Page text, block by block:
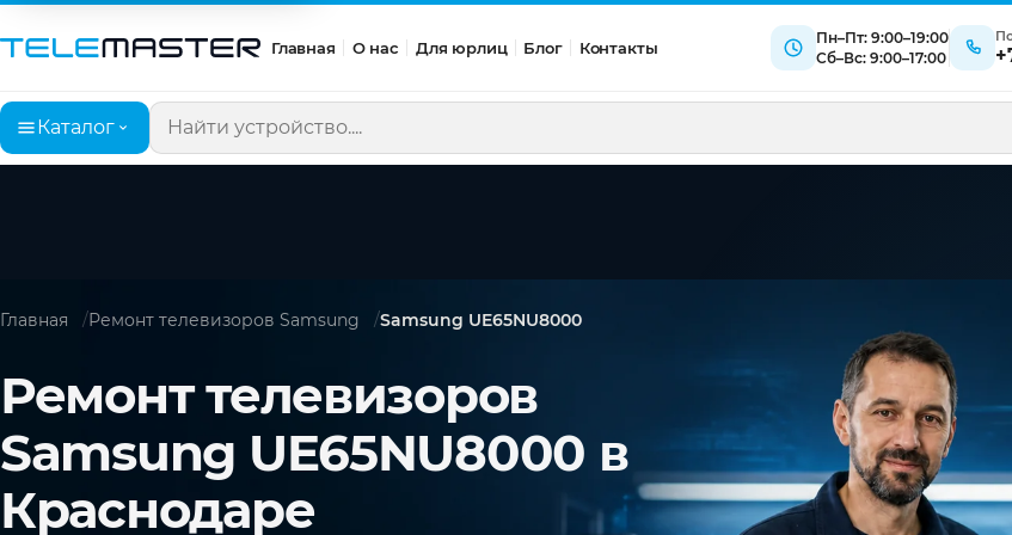
Главная О нас Для юрлиц Блог Контакты
Пн–Пт: 9:00–19:00
Сб–Вс: 9:00–17:00
Каталог
Поиск по сайту
Главная Ремонт телевизоров Samsung Samsung UE65NU8000
Ремонт телевизоров
Samsung UE65NU8000 в
Краснодаре